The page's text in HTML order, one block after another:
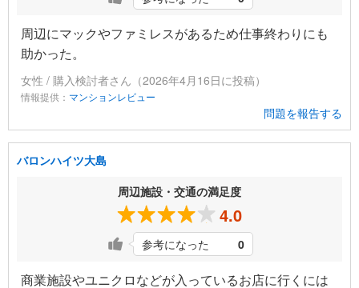
周辺にマックやファミレスがあるため仕事終わりにも
助かった。
女性 / 購入検討者さん（2026年4月16日に投稿）
情報提供： マンションレビュー
問題を報告する
バロンハイツ大島
周辺施設・交通の満足度
4.0
参考になった 0
商業施設やユニクロなどが入っているお店に行くには